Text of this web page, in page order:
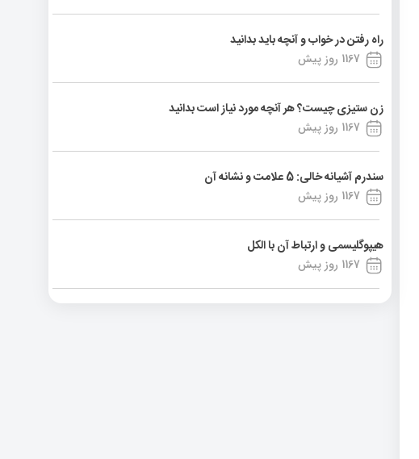
راه رفتن در خواب و آنچه باید بدانید
1167 روز پیش
زن ستیزی چیست؟ هر آنچه مورد نیاز است بدانید
1167 روز پیش
سندرم آشیانه خالی: 5 علامت و نشانه آن
1167 روز پیش
هیپوگلیسمی و ارتباط آن با الکل
1167 روز پیش